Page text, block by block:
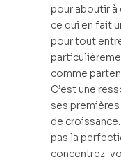
pour aboutir
ce qui en fait
pour tout
comme
C’est une
ses
de
pas la
concentrez-